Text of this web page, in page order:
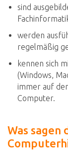
sind
werden
regelmäßig
kennen sich
(Windows,
immer auf
Computer.
Was sagen